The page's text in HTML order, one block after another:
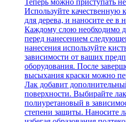
Используйте качественную
для дерева, и наносите ее в
Каждому слою необходимо
перед нанесением
нанесения используйте
зависимости от ваших
оборудования. После
высыхания краски можно
Лак добавит
поверхности. Выбирайте
полиуретановый в
степени защиты. Наносите